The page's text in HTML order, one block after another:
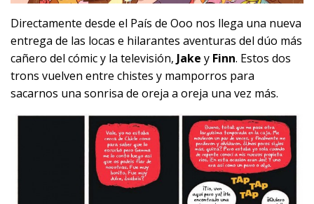
Directamente desde el País de Ooo nos llega una nueva
entrega de las locas e hilarantes aventuras del dúo más
cañero del cómic y la televisión, Jake y Finn. Estos dos
trons vuelven entre chistes y mamporros para
sacarnos una sonrisa de oreja a oreja una vez más.